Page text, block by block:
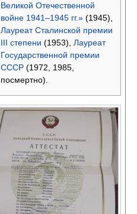
Великой Отечественной
войне 1941–1945 гг.» (1945),
Лауреат Сталинской премии
III степени (1953),Лауреат
Государственной премии
СССР (1972, 1985,
посмертно).